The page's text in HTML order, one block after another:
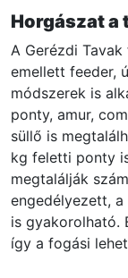
Horgászat a
A Gerézdi
emellett feeder,
módszerek is
ponty, amur,
süllő is
kg feletti ponty
megtalálják
engedélyezett,
is gyakorolható.
így a fogási